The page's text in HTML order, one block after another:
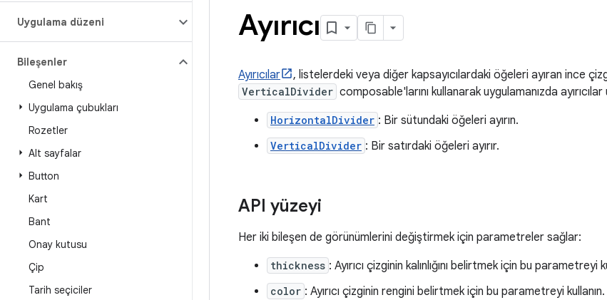
Uygulama düzeni
Bileşenler
Genel bakış
Uygulama çubukları
Rozetler
Alt sayfalar
Button
Kart
Bant
Onay kutusu
Çip
Tarih seçiciler
Ayırıcı
Ayırıcılar , listelerdeki veya diğer kapsayıcılardaki öğeleri ayıran ince
VerticalDivider composable'larını kullanarak uygulamanızda
HorizontalDivider : Bir sütundaki öğeleri ayırın.
VerticalDivider : Bir satırdaki öğeleri ayırır.
API yüzeyi
Her iki bileşen de görünümlerini değiştirmek için parametreler sağlar:
thickness : Ayırıcı çizginin kalınlığını belirtmek için bu parametreyi
color : Ayırıcı çizginin rengini belirtmek için bu parametreyi kullanın.